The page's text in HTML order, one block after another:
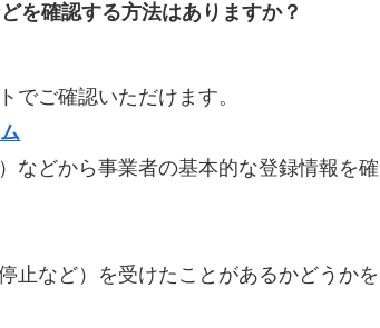
を確認する方法はありますか？
でご確認いただけます。
などから事業者の基本的な登録情報を確
止など）を受けたことがあるかどうかを